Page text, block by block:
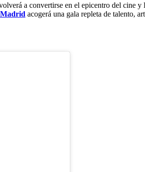
a convertirse en el epicentro del cine y
acogerá una gala repleta de talento,